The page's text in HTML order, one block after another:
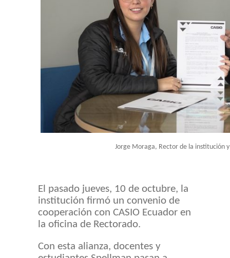
Jorge Moraga, Rector de la institución
El pasado jueves, 10 de octubre, la
institución firmó un convenio de
cooperación con CASIO Ecuador en
la oficina de Rectorado.
Con esta alianza, docentes y